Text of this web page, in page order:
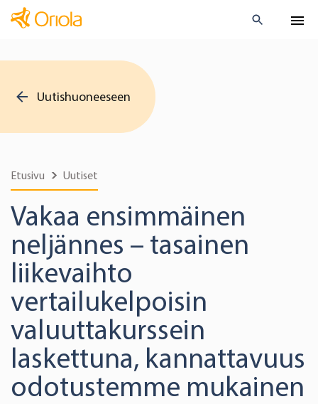
Uutishuoneeseen
Etusivu Uutiset
Vakaa ensimmäinen
neljännes – tasainen
liikevaihto
vertailukelpoisin
valuuttakurssein
laskettuna, kannattavuus
odotustemme mukainen